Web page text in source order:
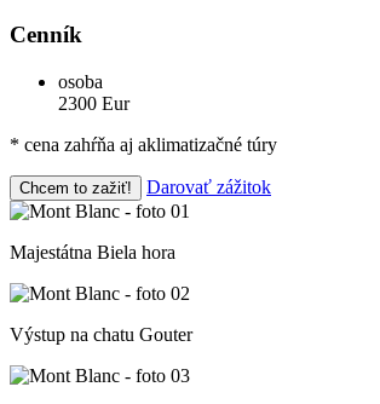
Cenník
osoba
2300 Eur
* cena zahŕňa aj aklimatizačné túry
Chcem to zažiť! Darovať zážitok
Majestátna Biela hora
Výstup na chatu Gouter